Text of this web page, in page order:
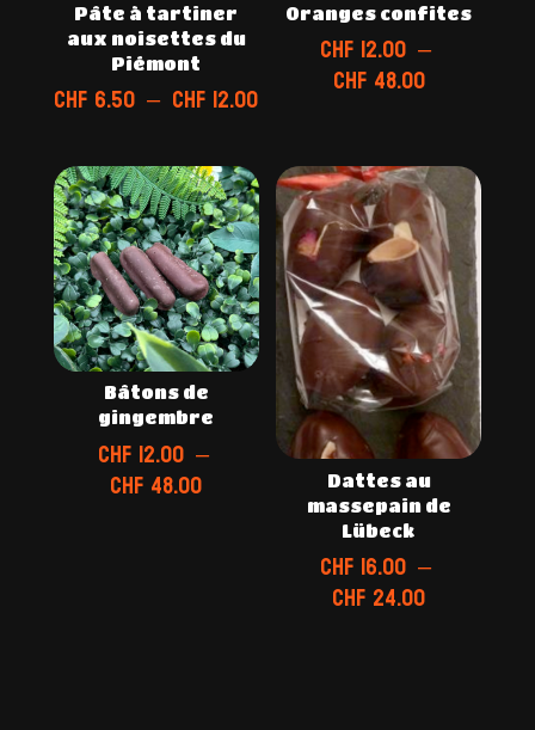
Pâte à tartiner
aux noisettes du
Piémont
CHF6.50 – CHF12.00Plage
prix :
CHF 6.50
à
CHF 12.00
Oranges confites
CHF12.00 –
CHF48.00Plage
CHF 12.00
à
CHF 48.00
Bâtons de
gingembre
CHF12.00 –
CHF48.00Plage
Dattes au
massepain de
Lübeck
CHF16.00 –
CHF24.00Plage